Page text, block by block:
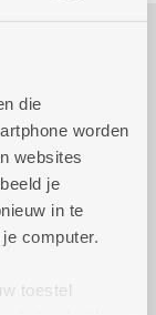
die
worden
websites
je
in te
computer.
toestel
tot 17.00
vervoer